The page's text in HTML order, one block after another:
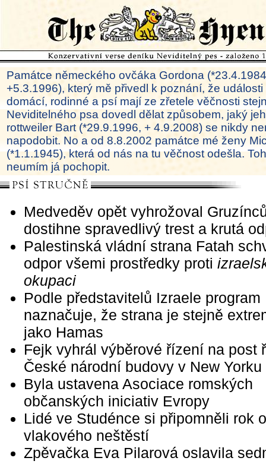
Památce německého ovčáka Gordona
+5.3.1996), který mě přivedl k poznání, že
domácí, rodinné a psí mají ze zřetele věčnosti
Neviditelného psa dovedl dělat způsobem, jaký
rottweiler Bart (*29.9.1996, + 4.9.2008) se nikdy
napodobit. No a od 8.8.2002 památce mé ženy
(*1.1.1945), která od nás na tu věčnost odešla.
neumím já pochopit.
Medveděv opět vyhrožoval
dostihne spravedlivý trest a krutá
Palestinská vládní strana Fatah
odpor všemi prostředky proti
okupaci
Podle představitelů Izraele program
naznačuje, že strana je stejně
jako Hamas
Fejk vyhrál výběrové řízení na post
České národní budovy v New Yorku
Byla ustavena Asociace romských
občanských iniciativ Evropy
Lidé ve Studénce si připomněli rok
vlakového neštěstí
Zpěvačka Eva Pilarová oslavila